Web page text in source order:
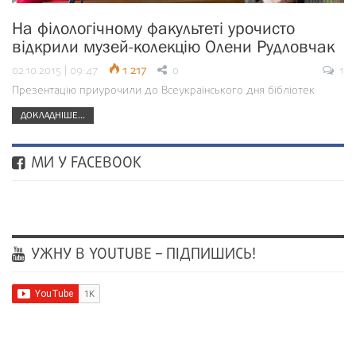
На філологічному факультеті урочисто
відкрили музей-колекцію Олени Рудловчак
02.10.2015 | 09:47 1 217 0
1
Презентацію приурочили до Всеукраїнського дня бібліотек
ДОКЛАДНІШЕ...
МИ У FACEBOOK
УЖНУ В YOUTUBE – ПІДПИШИСЬ!